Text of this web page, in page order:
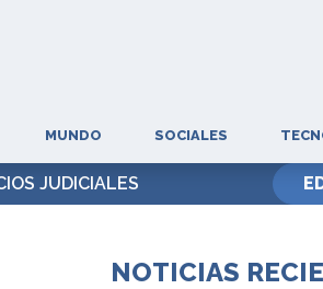
MUNDO SOCIALES
JUDICIALES
NOTICIAS